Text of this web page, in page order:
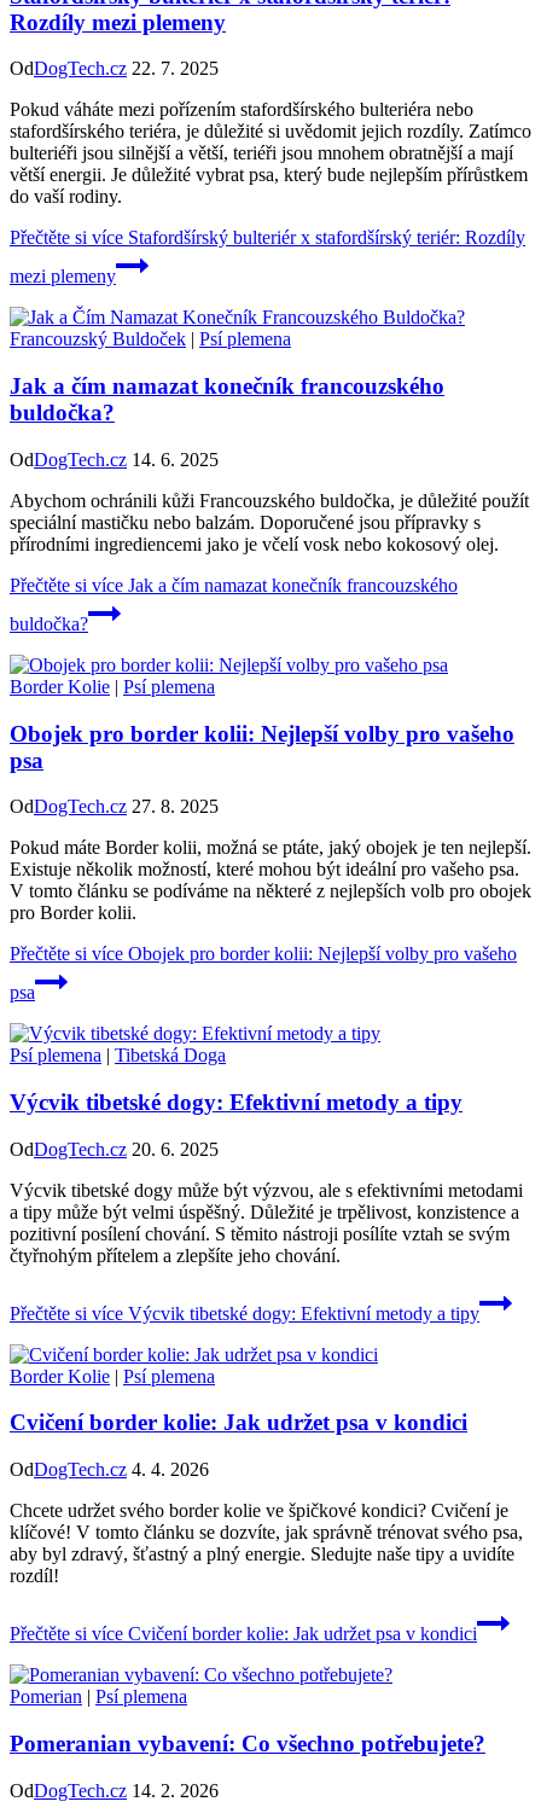
Rozdíly mezi plemeny
OdDogTech.cz 22. 7. 2025
Pokud váháte mezi pořízením stafordšírského bulteriéra nebo
stafordšírského teriéra, je důležité si uvědomit jejich rozdíly. Zatímco
bulteriéři jsou silnější a větší, teriéři jsou mnohem obratnější a mají
větší energii. Je důležité vybrat psa, který bude nejlepším přírůstkem
do vaší rodiny.
Přečtěte si více Stafordšírský bulteriér x stafordšírský teriér: Rozdíly
mezi plemeny
Francouzský Buldoček | Psí plemena
Jak a čím namazat konečník francouzského
buldočka?
OdDogTech.cz 14. 6. 2025
Abychom ochránili kůži Francouzského buldočka, je důležité použít
speciální mastičku nebo balzám. Doporučené jsou přípravky s
přírodními ingrediencemi jako je včelí vosk nebo kokosový olej.
Přečtěte si více Jak a čím namazat konečník francouzského
buldočka?
Border Kolie | Psí plemena
Obojek pro border kolii: Nejlepší volby pro vašeho
psa
OdDogTech.cz 27. 8. 2025
Pokud máte Border kolii, možná se ptáte, jaký obojek je ten nejlepší.
Existuje několik možností, které mohou být ideální pro vašeho psa.
V tomto článku se podíváme na některé z nejlepších volb pro obojek
pro Border kolii.
Přečtěte si více Obojek pro border kolii: Nejlepší volby pro vašeho
psa
Psí plemena | Tibetská Doga
Výcvik tibetské dogy: Efektivní metody a tipy
OdDogTech.cz 20. 6. 2025
Výcvik tibetské dogy může být výzvou, ale s efektivními metodami
a tipy může být velmi úspěšný. Důležité je trpělivost, konzistence a
pozitivní posílení chování. S těmito nástroji posílíte vztah se svým
čtyřnohým přítelem a zlepšíte jeho chování.
Přečtěte si více Výcvik tibetské dogy: Efektivní metody a tipy
Border Kolie | Psí plemena
Cvičení border kolie: Jak udržet psa v kondici
OdDogTech.cz 4. 4. 2026
Chcete udržet svého border kolie ve špičkové kondici? Cvičení je
klíčové! V tomto článku se dozvíte, jak správně trénovat svého psa,
aby byl zdravý, šťastný a plný energie. Sledujte naše tipy a uvidíte
rozdíl!
Přečtěte si více Cvičení border kolie: Jak udržet psa v kondici
Pomerian | Psí plemena
Pomeranian vybavení: Co všechno potřebujete?
OdDogTech.cz 14. 2. 2026